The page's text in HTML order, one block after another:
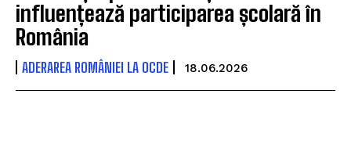
influențează participarea școlară în
România
ADERAREA ROMÂNIEI LA OCDE 18.06.2026